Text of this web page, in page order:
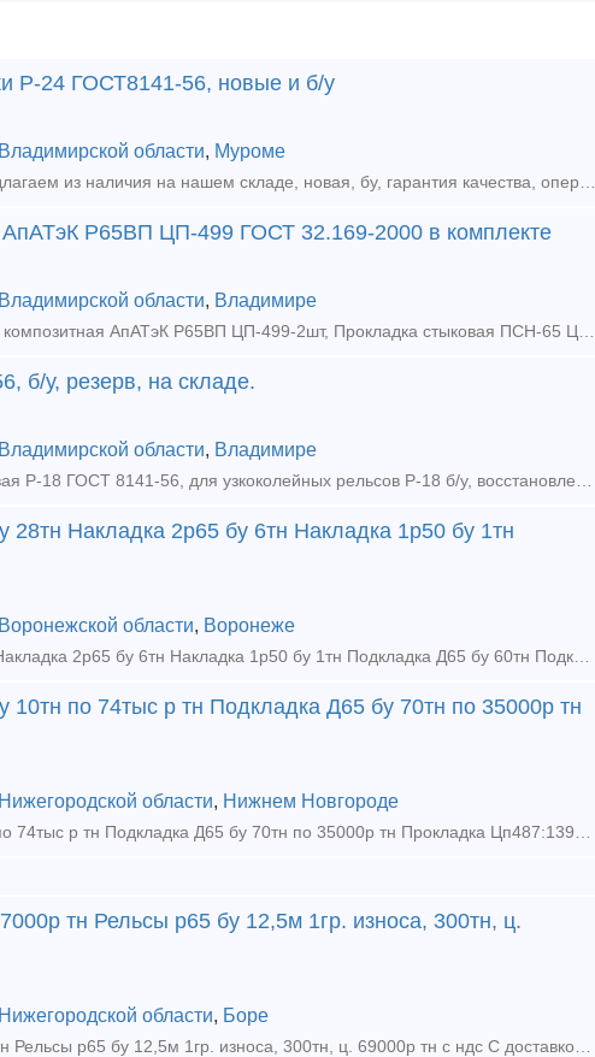
Р-24 ГОСТ8141-56, новые и б/у
Владимирской области, Муроме
Накладка Р-24 ГОСТ 8141-56- предлагаем из наличия на нашем складе, новая, бу, гарантия качества, оперативная отгрузка. Оплата: наличными, безналичным расчетом, банковской картой. Скидки от выбора о
АпАТэК Р65ВП ЦП-499 ГОСТ 32.169-2000 в комплекте
Владимирской области, Владимире
Предлагаем из наличия : Накладка композитная АпАТэК Р65ВП ЦП-499-2шт, Прокладка стыковая ПСН-65 ЦП-507-1шт., Прокладка стыковая ПСН-65 ЦП-507-1шт., Планка стопорная СИ-Р65ВП-8-2 ЦП-504-2шт., Планка ст
б/у, резерв, на складе.
Владимирской области, Владимире
Накладка железнодорожная стыковая Р-18 ГОСТ 8141-56, для узкоколейных рельсов Р-18 б/у, восстановленная. Отгрузка: транспортной компанией или самовывоз Оплата: безналичный расчет, наличные, по факту
Накладка 2р65 бу 6тн Накладка 1р50 бу 1тн
Воронежской области, Воронеже
Продаём : Накладка 1р65 бу 28тн Накладка 2р65 бу 6тн Накладка 1р50 бу 1тн Подкладка Д65 бу 60тн Подкладка КД65 новая 2,5тн Подкладка КД65 бу 2тн Крестовина р65 1/9 новая 2023г, кол-во 3шт
по 74тыс р тн Подкладка Д65 бу 70тн по 35000р тн
Нижегородской области, Нижнем Новгороде
Продаём : Накладка 2р65 бу 10тн по 74тыс р тн Подкладка Д65 бу 70тн по 35000р тн Прокладка Цп487:13900шт по 47р шт Прокладка Цп638:43260шт по 47р шт Накладка 1р65 новая 7т по 105тыс р тн
тн Рельсы р65 бу 12,5м 1гр. износа, 300тн, ц.
Нижегородской области, Боре
Накладка 2р65 бу 10тн, ц. 57000р тн Рельсы р65 бу 12,5м 1гр. износа, 300тн, ц. 69000р тн с ндс С доставкой цена договорная. Покупаем любые материалы ВСП, вагонные запчасти во всех регионах РФ